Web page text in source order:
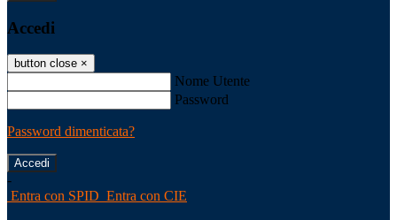
Accedi
button close ×
Nome Utente
Password
Password dimenticata?
-
Entra con SPID Entra con CIE